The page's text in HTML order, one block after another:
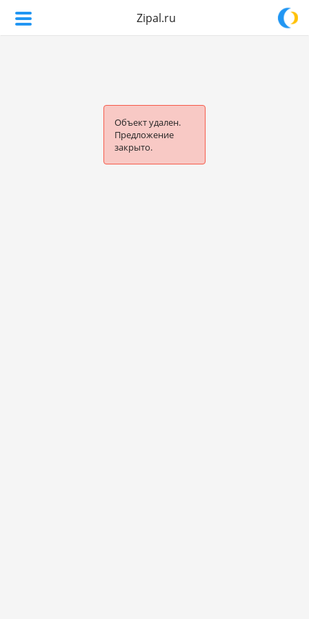
Zipal.ru
Объект удален.
Предложение
закрыто.